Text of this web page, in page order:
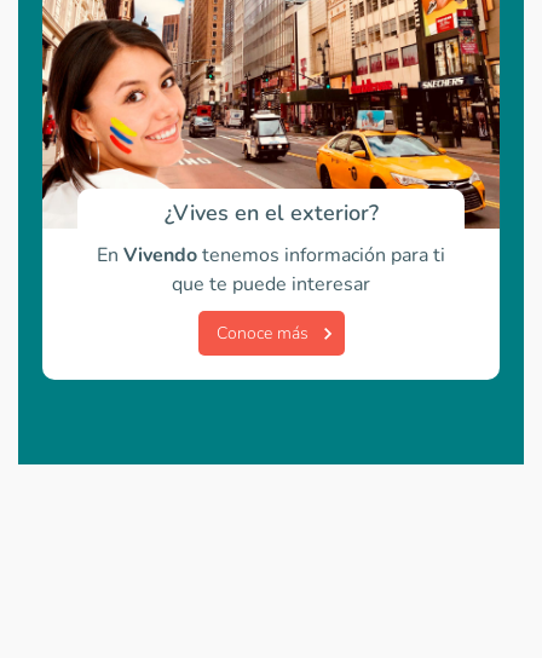
¿Vives en el exterior?
En Vivendotenemos información para ti
que te puede interesar
Conoce más